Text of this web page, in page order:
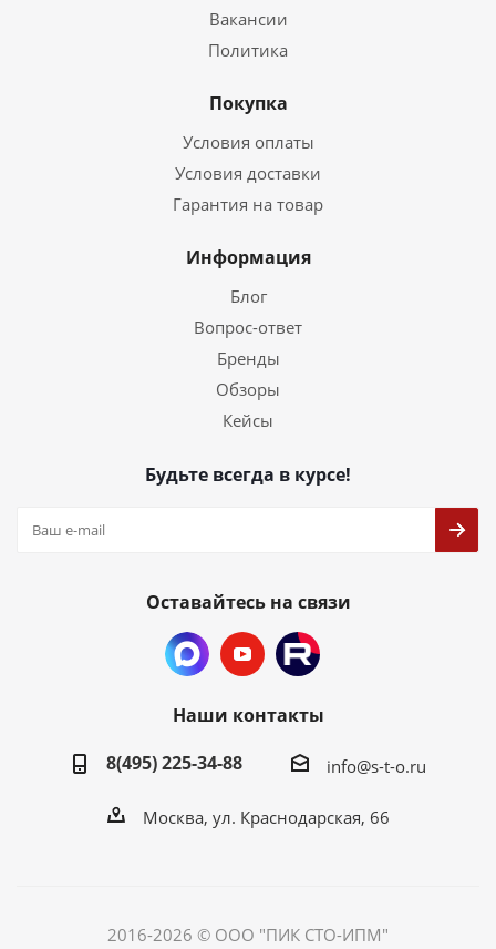
Вакансии
Политика
Покупка
Условия оплаты
Условия доставки
Гарантия на товар
Информация
Блог
Вопрос-ответ
Бренды
Обзоры
Кейсы
Будьте всегда в курсе!
Оставайтесь на связи
Наши контакты
8(495) 225-34-88
info@s-t-o.ru
Москва, ул. Краснодарская, 66
2016-2026 © ООО "ПИК СТО-ИПМ"